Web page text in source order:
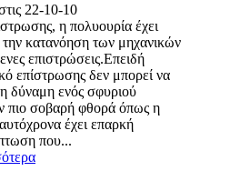
22-10-10
η πολυουρία έχει
την κατανόηση των μηχανικών
επιστρώσεις.Επειδή
επίστρωσης δεν μπορεί να
δύναμη ενός σφυριού
πιο σοβαρή φθορά όπως η
έχει επαρκή
που...